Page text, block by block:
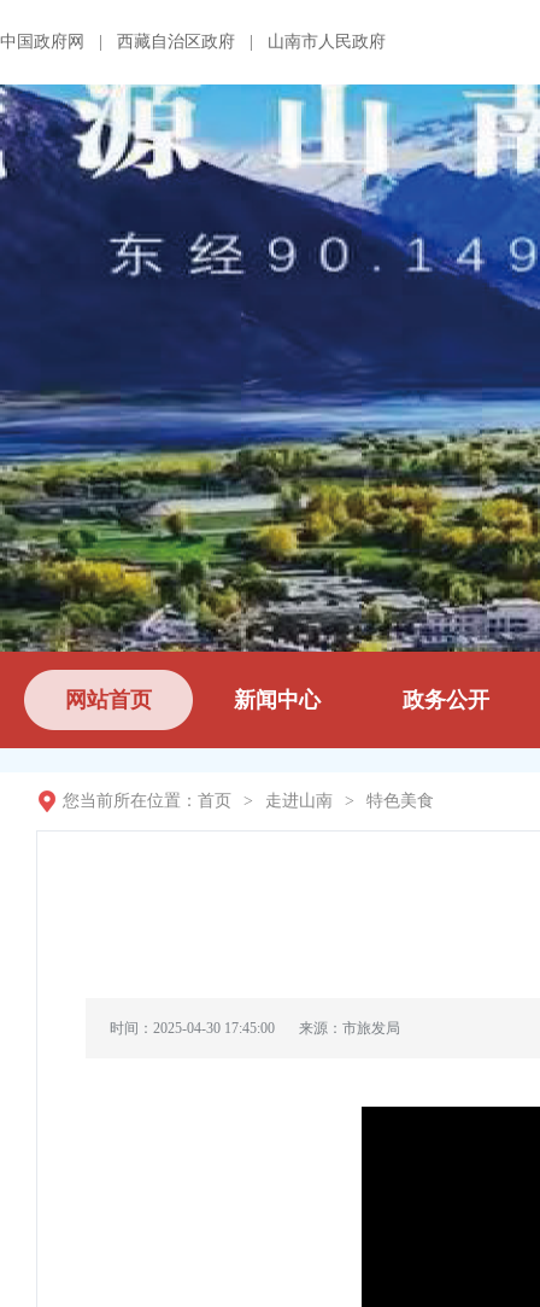
中国政府网 西藏自治区政府 山南市人民政府
网站首页 新闻中心 政务公开
您当前所在位置： 首页 > 走进山南 > 特色美食
时间：2025-04-30 17:45:00 来源：市旅发局